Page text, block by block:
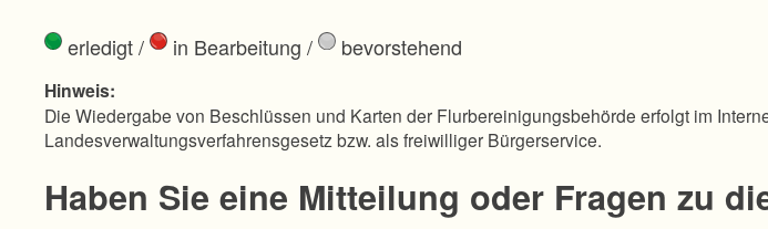
erledigt/ in Bearbeitung / bevorstehend
Hinweis:
Die Wiedergabe von Beschlüssen und Karten der Flurbereinigungsbehörde erfolgt im
Landesverwaltungsverfahrensgesetz bzw. als freiwilliger Bürgerservice.
Haben Sie eine Mitteilung oder Fragen zu